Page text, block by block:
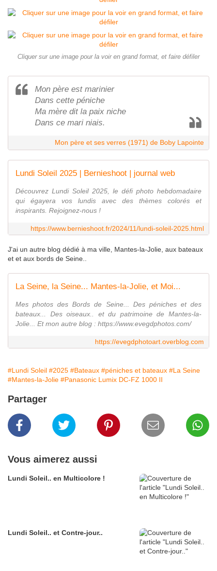
Cliquer sur une image pour la voir en grand format, et faire défiler
Mon père est marinier
Dans cette péniche
Ma mère dit la paix niche
Dans ce mari niais.
Mon père et ses verres (1971) de Boby Lapointe
Lundi Soleil 2025 | Bernieshoot | journal web
Découvrez Lundi Soleil 2025, le défi photo hebdomadaire
qui égayera vos lundis avec des thèmes colorés et
inspirants. Rejoignez-nous !
https://www.bernieshoot.fr/2024/11/lundi-soleil-2025.html
J'ai un autre blog dédié à ma ville, Mantes-la-Jolie, aux bateaux
et et aux bords de Seine..
La Seine, la Seine... Mantes-la-Jolie, et Moi...
Mes photos des Bords de Seine... Des péniches et des
bateaux... Des oiseaux.. et du patrimoine de Mantes-la-
Jolie... Et mon autre blog : https://www.evegdphotos.com/
https://evegdphotoart.overblog.com
#Lundi Soleil #2025 #Bateaux #péniches et bateaux #La Seine
#Mantes-la-Jolie #Panasonic Lumix DC-FZ 1000 II
Partager
Vous aimerez aussi
Lundi Soleil.. en Multicolore !
Lundi Soleil.. et Contre-jour..